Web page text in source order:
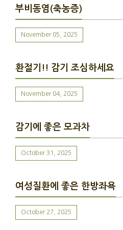
부비동염(축농증)
November 05, 2025
환절기!! 감기 조심하세요
November 04, 2025
감기에 좋은 모과차
October 31, 2025
여성질환에 좋은 한방좌욕
October 27, 2025